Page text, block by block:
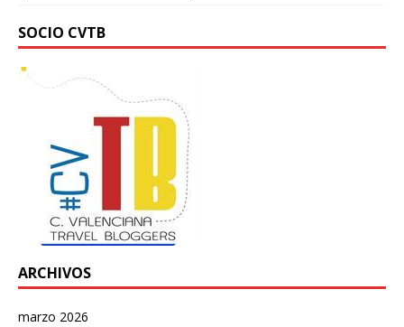
SOCIO CVTB
ARCHIVOS
marzo 2026